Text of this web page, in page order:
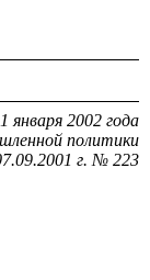
2002 года
политики
г. № 223